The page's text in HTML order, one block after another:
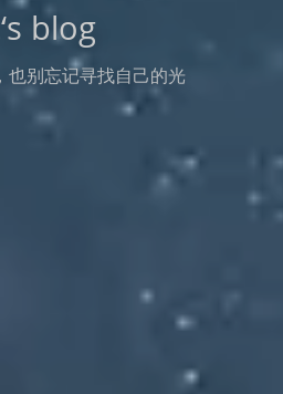
blog
也别忘记寻找自己的光